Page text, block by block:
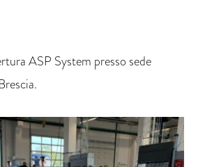
ASP System presso sede